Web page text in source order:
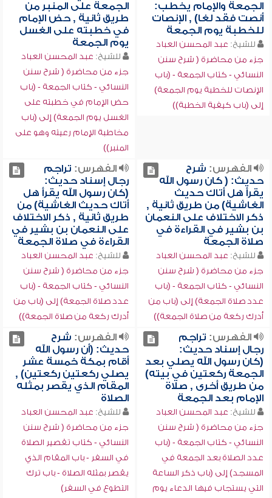
الجمعة والإمام يخطب:
أنصت فقد لغا) , الإنصات
للخطبة يوم الجمعة
للشيخ: عبد المحسن العباد
جزء من محاضرة ( شرح سنن
النسائي - كتاب الجمعة - (باب
الإنصات للخطبة يوم الجمعة)
إلى (باب كيفية الخطبة))
الجمعة على المنبر من
طريق ثانية , حض الإمام
في خطبته على الغسل
يوم الجمعة
للشيخ: عبد المحسن العباد
جزء من محاضرة ( شرح سنن
النسائي - كتاب الجمعة - (باب
حض الإمام في خطبته على
الغسل يوم الجمعة) إلى (باب
مخاطبة الإمام رعيته وهو على
المنبر))
الفهرس: شرح
حديث: ( كان رسول الله
يقرأ هل أتاك حديث
الغاشية) من طريق ثانية ,
ذكر الاختلاف على النعمان
بن بشير في القراءة في
صلاة الجمعة
للشيخ: عبد المحسن العباد
جزء من محاضرة ( شرح سنن
النسائي - كتاب الجمعة - (باب
عدد صلاة الجمعة) إلى (باب من
أدرك ركعة من صلاة الجمعة))
الفهرس: تراجم
رجال إسناد حديث:
(كان رسول الله يقرأ هل
أتاك حديث الغاشية) من
طريق ثانية , ذكر الاختلاف
على النعمان بن بشير في
القراءة في صلاة الجمعة
للشيخ: عبد المحسن العباد
جزء من محاضرة ( شرح سنن
النسائي - كتاب الجمعة - (باب
عدد صلاة الجمعة) إلى (باب من
أدرك ركعة من صلاة الجمعة))
الفهرس: تراجم
رجال إسناد حديث:
(كان رسول الله يصلي بعد
الجمعة ركعتين في بيته)
من طريق أخرى , صلاة
الإمام بعد الجمعة
للشيخ: عبد المحسن العباد
جزء من محاضرة ( شرح سنن
النسائي - كتاب الجمعة - (باب
عدد الصلاة بعد الجمعة في
المسجد) إلى (باب ذكر الساعة
التي يستجاب فيها الدعاء يوم
الفهرس: شرح
حديث: (أن رسول الله
أقام بمكة خمسة عشر
يصلي ركعتين ركعتين) ,
المقام الذي يقصر بمثله
الصلاة
للشيخ: عبد المحسن العباد
جزء من محاضرة ( شرح سنن
النسائي - كتاب تقصير الصلاة
في السفر - باب المقام الذي
يقصر بمثله الصلاة - باب ترك
التطوع في السفر)